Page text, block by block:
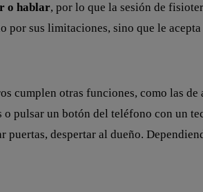
o hablar, por lo que la sesión de
por sus limitaciones, sino que le
cumplen otras funciones, como las
pulsar un botón del teléfono con un
puertas, despertar al dueño.